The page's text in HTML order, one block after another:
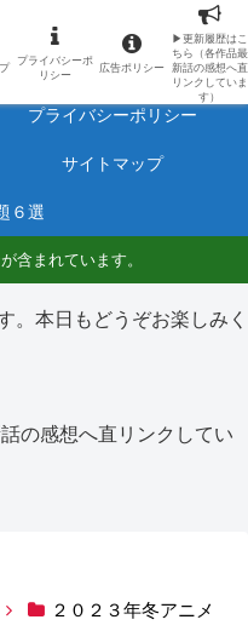
有りで毎日更新しています。
プロフィール
プライバシーポリシー
サイトマップ
６選
含まれています。
。本日もどうぞお楽しみく
の感想へ直リンクしてい
２０２３年冬アニメ
プライバシーポ
リシー
広告ポリシー
▶更新履歴はこ
ちら（各作品最
新話の感想へ直
リンクしていま
す）